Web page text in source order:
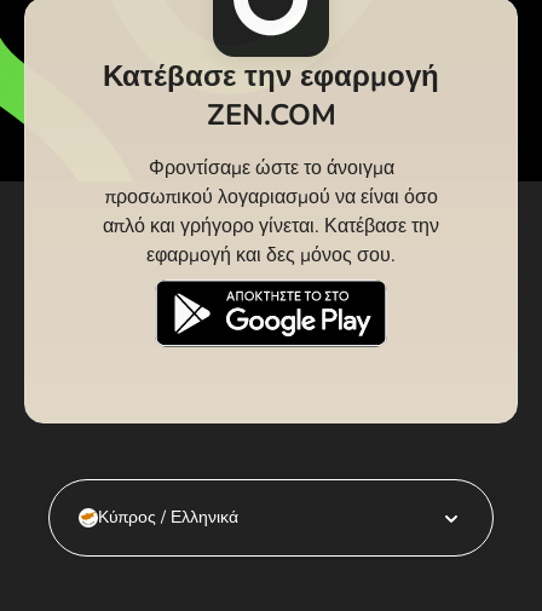
Κατέβασε την εφαρμογή
ZEN.COM
Φροντίσαμε ώστε το άνοιγμα
προσωπικού λογαριασμού να είναι όσο
απλό και γρήγορο γίνεται. Κατέβασε την
εφαρμογή και δες μόνος σου.
Κύπρος / Ελληνικά